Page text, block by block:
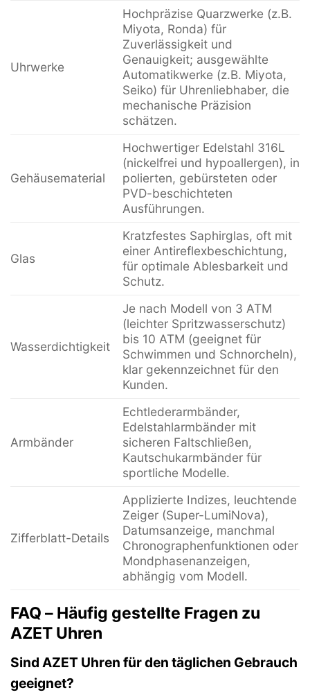
Uhrwerke
Hochpräzise Quarzwerke (z.B.
Miyota, Ronda) für
Zuverlässigkeit und
Genauigkeit; ausgewählte
Automatikwerke (z.B. Miyota,
Seiko) für Uhrenliebhaber, die
mechanische Präzision
schätzen.
Gehäusematerial
Hochwertiger Edelstahl 316L
(nickelfrei und hypoallergen), in
polierten, gebürsteten oder
PVD-beschichteten
Ausführungen.
Glas
Kratzfestes Saphirglas, oft mit
einer Antireflexbeschichtung,
für optimale Ablesbarkeit und
Schutz.
Wasserdichtigkeit
Je nach Modell von 3 ATM
(leichter Spritzwasserschutz)
bis 10 ATM (geeignet für
Schwimmen und Schnorcheln),
klar gekennzeichnet für den
Kunden.
Armbänder
Echtlederarmbänder,
Edelstahlarmbänder mit
sicheren Faltschließen,
Kautschukarmbänder für
sportliche Modelle.
Zifferblatt-Details
Applizierte Indizes, leuchtende
Zeiger (Super-LumiNova),
Datumsanzeige, manchmal
Chronographenfunktionen oder
Mondphasenanzeigen,
abhängig vom Modell.
FAQ – Häufig gestellte Fragen zu
AZET Uhren
Sind AZET Uhren für den täglichen Gebrauch
geeignet?